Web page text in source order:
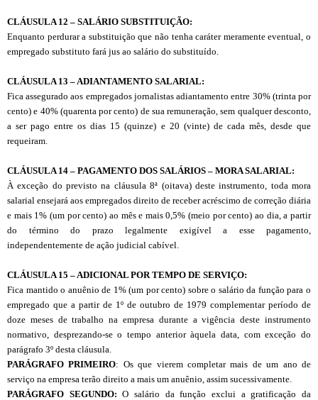
CLÁUSULA 12 – SALÁRIO SUBSTITUIÇÃO:
Enquanto perdurar a substituição que não tenha caráter meramente eventual, o
empregado substituto fará jus ao salário do substituído.
CLÁUSULA 13 – ADIANTAMENTO SALARIAL:
Fica assegurado aos empregados jornalistas adiantamento entre 30% (trinta por
cento) e 40% (quarenta por cento) de sua remuneração, sem qualquer desconto,
a ser pago entre os dias 15 (quinze) e 20 (vinte) de cada mês, desde que
requeiram.
CLÁUSULA 14 – PAGAMENTO DOS SALÁRIOS – MORA SALARIAL:
À exceção do previsto na cláusula 8ª (oitava) deste instrumento, toda mora
salarial ensejará aos empregados direito de receber acréscimo de correção diária
e mais 1% (um por cento) ao mês e mais 0,5% (meio por cento) ao dia, a partir
do término do prazo legalmente exigível a esse pagamento,
independentemente de ação judicial cabível.
CLÁUSULA 15 – ADICIONAL POR TEMPO DE SERVIÇO:
Fica mantido o anuênio de 1% (um por cento) sobre o salário da função para o
empregado que a partir de 1 º de outubro de 1979 complementar período de
doze meses de trabalho na empresa durante a vigência deste instrumento
normativo, desprezando-se o tempo anterior àquela data, com exceção do
parágrafo 3º desta cláusula.
PARÁGRAFO PRIMEIRO: Os que vierem completar mais de um ano de
serviço na empresa terão direito a mais um anuênio, assim sucessivamente.
PARÁGRAFO SEGUNDO: O salário da função exclui a gratificação da